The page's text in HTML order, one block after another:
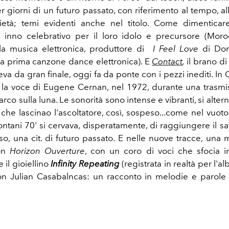
giorni di un futuro passato, con riferimento al tempo,
temi evidenti anche nel titolo. Come
celebrativo per il loro idolo e precursore
musica elettronica, produttore di I Feel Love di
prima canzone dance elettronica). E Contact, il brano di
da gran finale, oggi fa da ponte con i pezzi inediti. In
voce di Eugene Cernan, nel 1972, durante una
sulla luna. Le sonorità sono intense e vibranti, si
lascinao l'ascoltatore, così, sospeso...come nel
70' si cervava, disperatamente, di raggiungere il
una cit. di futuro passato. E nelle nuove tracce, una
Horizon Ouverture, con un coro di voci che sfocia
il gioiellinoInfinity Repeating(registrata in realtà per
Julian Casabalncas: un racconto in melodie e